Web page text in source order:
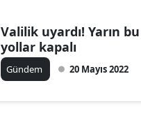
Valilik uyardı! Yarın bu
yollar kapalı
Gündem 20 Mayıs 2022